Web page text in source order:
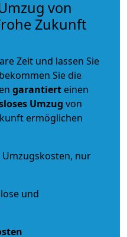
von
Zukunft
Zeit und lassen Sie
Sie die
garantiert einen
Umzug von
ermöglichen
Umzugskosten, nur
und